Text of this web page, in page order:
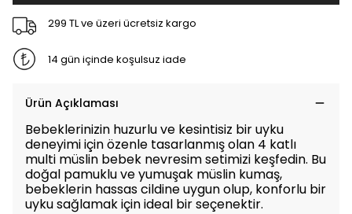
299 TL ve üzeri ücretsiz kargo
14 gün içinde koşulsuz iade
Ürün Açıklaması
Bebeklerinizin huzurlu ve kesintisiz bir uyku
deneyimi için özenle tasarlanmış olan 4 katlı
multi müslin bebek nevresim setimizi keşfedin. Bu
doğal pamuklu ve yumuşak müslin kumaş,
bebeklerin hassas cildine uygun olup, konforlu bir
uyku sağlamak için ideal bir seçenektir.